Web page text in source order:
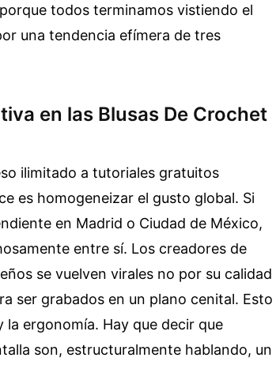
todos terminamos vistiendo el
una tendencia efímera de tres
en las Blusas De Crochet
ilimitado a tutoriales gratuitos
es homogeneizar el gusto global. Si
en Madrid o Ciudad de México,
entre sí. Los creadores de
se vuelven virales no por su calidad
ser grabados en un plano cenital. Esto
ergonomía. Hay que decir que
son, estructuralmente hablando, un